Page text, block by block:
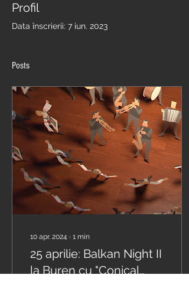
Profil
Data înscrierii: 7 iun. 2023
Posts
10 apr. 2024 ∙ 1 min
25 aprilie: Balkan Night II
la Buren cu "Conical